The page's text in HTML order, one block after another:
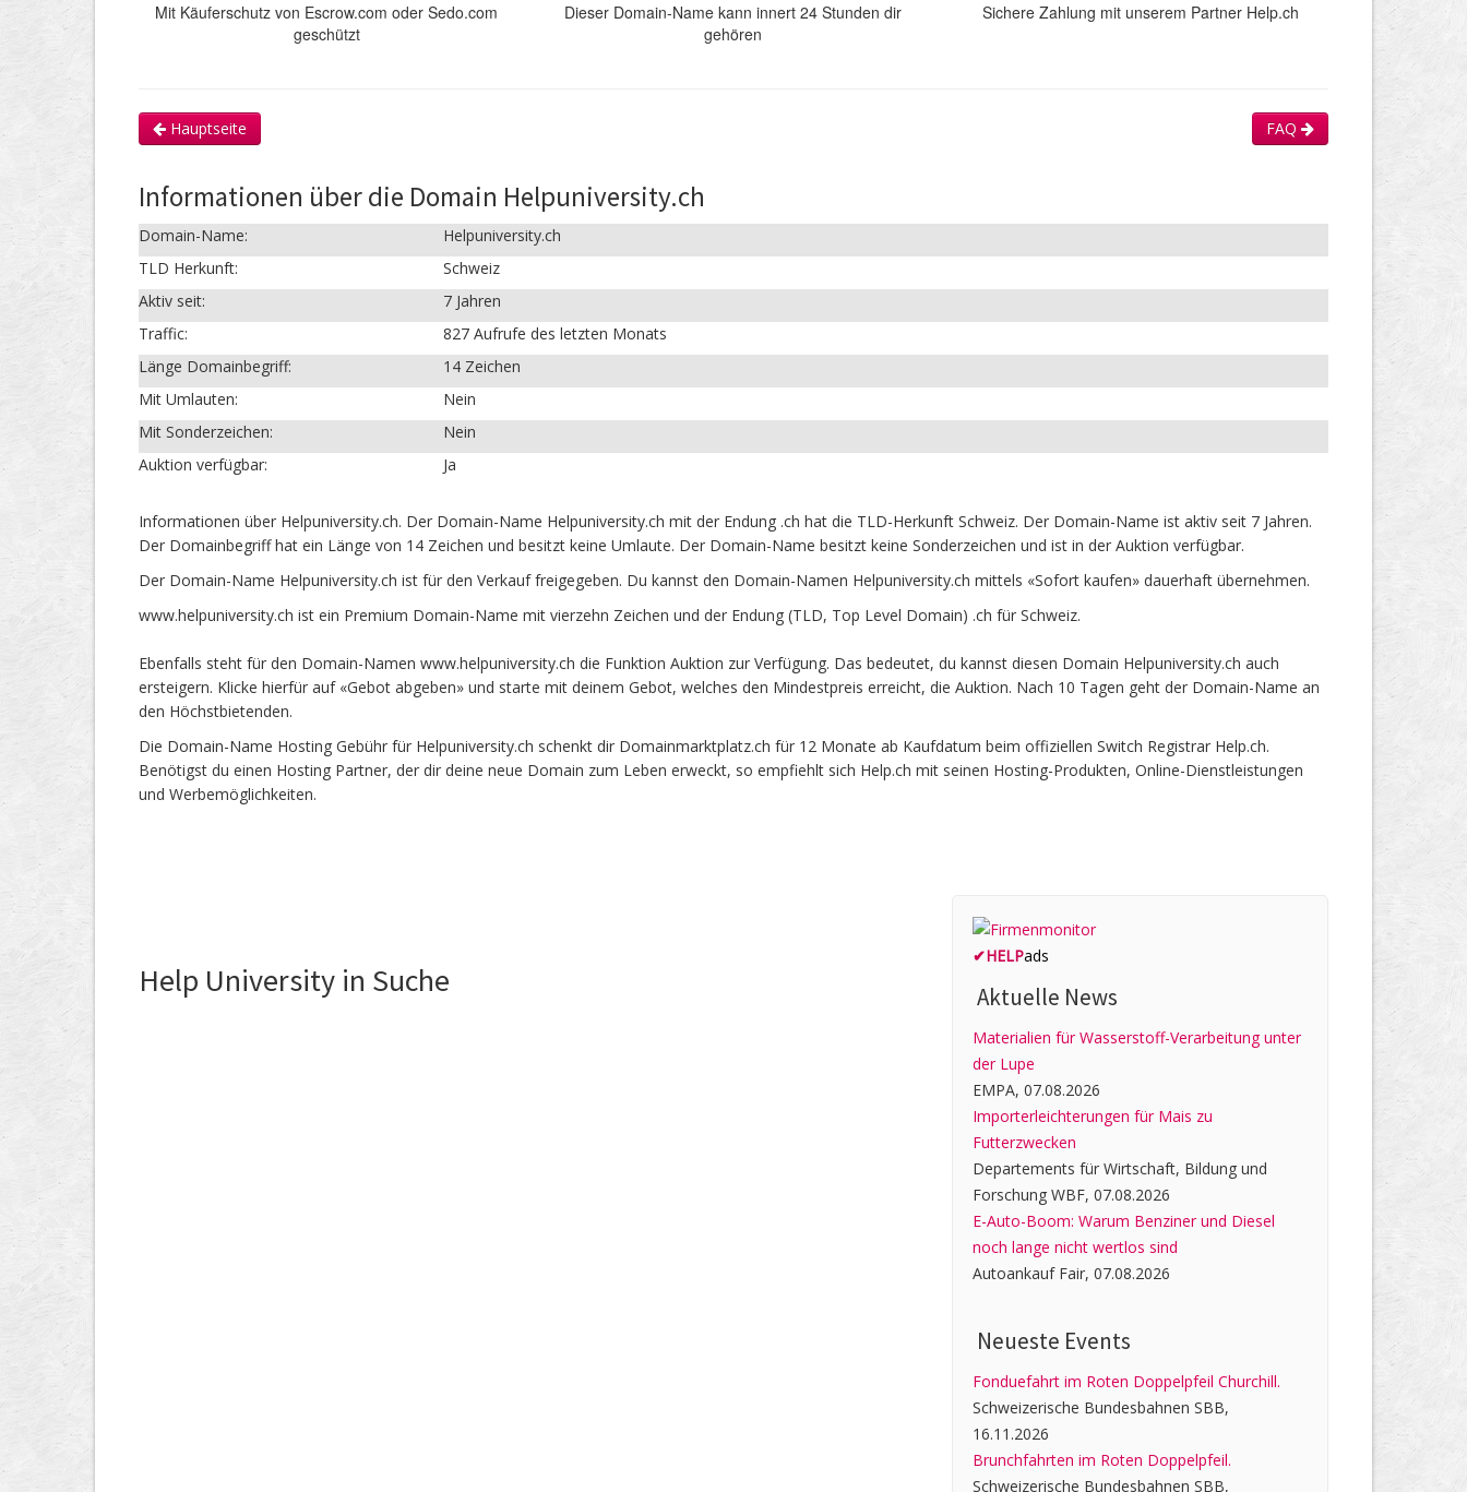
Mit Käuferschutz von Escrow.com oder Sedo.com
geschützt
Dieser Domain-Name kann innert 24 Stunden dir
gehören
Sichere Zahlung mit unserem Partner Help.ch
Hauptseite FAQ
Informationen über die Domain Helpuniversity.ch
Domain-Name:
Helpuniversity.ch
TLD Herkunft:
Schweiz
Aktiv seit:
7 Jahren
Traffic:
827 Aufrufe des letzten Monats
Länge Domainbegriff:
14 Zeichen
Mit Umlauten:
Nein
Mit Sonderzeichen:
Nein
Auktion verfügbar:
Ja
Informationen über Helpuniversity.ch. Der Domain-Name Helpuniversity.ch mit der Endung .ch hat die TLD-Herkunft Schweiz. Der Domain-Name ist aktiv seit 7 Jahren.
Der Domainbegriff hat ein Länge von 14 Zeichen und besitzt keine Umlaute. Der Domain-Name besitzt keine Sonderzeichen und ist in der Auktion verfügbar.
Der Domain-Name Helpuniversity.ch ist für den Verkauf freigegeben. Du kannst den Domain-Namen Helpuniversity.ch mittels «Sofort kaufen» dauerhaft übernehmen.
www.helpuniversity.ch ist ein Premium Domain-Name mit vierzehn Zeichen und der Endung (TLD, Top Level Domain) .ch für Schweiz.
Ebenfalls steht für den Domain-Namen www.helpuniversity.ch die Funktion Auktion zur Verfügung. Das bedeutet, du kannst diesen Domain Helpuniversity.ch auch
ersteigern. Klicke hierfür auf «Gebot abgeben» und starte mit deinem Gebot, welches den Mindestpreis erreicht, die Auktion. Nach 10 Tagen geht der Domain-Name an
den Höchstbietenden.
Die Domain-Name Hosting Gebühr für Helpuniversity.ch schenkt dir Domainmarktplatz.ch für 12 Monate ab Kaufdatum beim offiziellen Switch Registrar Help.ch.
Benötigst du einen Hosting Partner, der dir deine neue Domain zum Leben erweckt, so empfiehlt sich Help.ch mit seinen Hosting-Produkten, Online-Dienstleistungen
und Werbemöglichkeiten.
Help University in Suche
✔HELPads
Aktuelle News
Materialien für Wasserstoff-Verarbeitung unter
der Lupe
EMPA, 07.08.2026
Importerleichterungen für Mais zu
Futterzwecken
Departements für Wirtschaft, Bildung und
Forschung WBF, 07.08.2026
E-Auto-Boom: Warum Benziner und Diesel
noch lange nicht wertlos sind
Autoankauf Fair, 07.08.2026
Neueste Events
Fonduefahrt im Roten Doppelpfeil Churchill.
Schweizerische Bundesbahnen SBB,
16.11.2026
Brunchfahrten im Roten Doppelpfeil.
Schweizerische Bundesbahnen SBB,